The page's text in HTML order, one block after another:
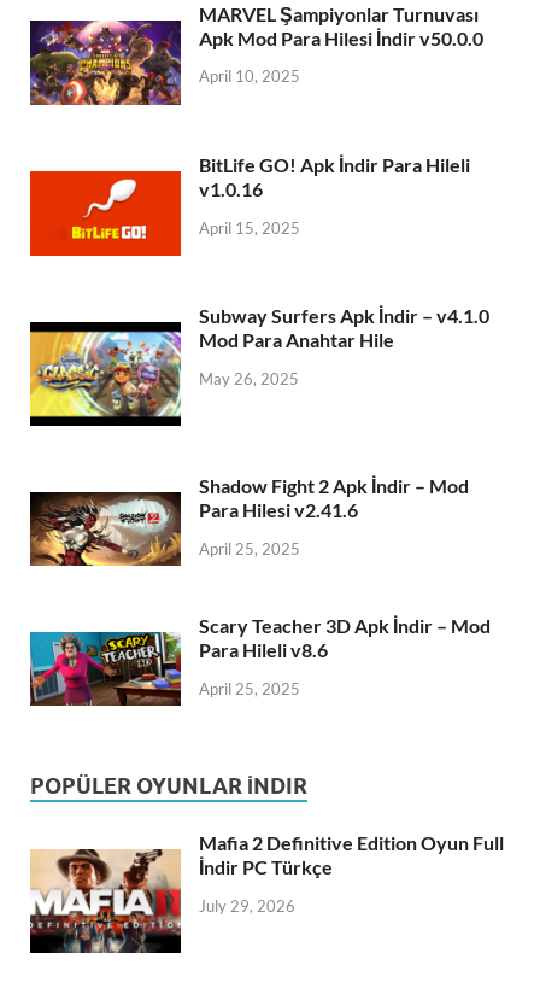
MARVEL Şampiyonlar Turnuvası
Apk Mod Para Hilesi İndir v50.0.0
April 10, 2025
BitLife GO! Apk İndir Para Hileli
v1.0.16
April 15, 2025
Subway Surfers Apk İndir – v4.1.0
Mod Para Anahtar Hile
May 26, 2025
Shadow Fight 2 Apk İndir – Mod
Para Hilesi v2.41.6
April 25, 2025
Scary Teacher 3D Apk İndir – Mod
Para Hileli v8.6
April 25, 2025
POPÜLER OYUNLAR İNDIR
Mafia 2 Definitive Edition Oyun Full
İndir PC Türkçe
July 29, 2026